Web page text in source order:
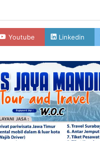
Youtube Linkedin